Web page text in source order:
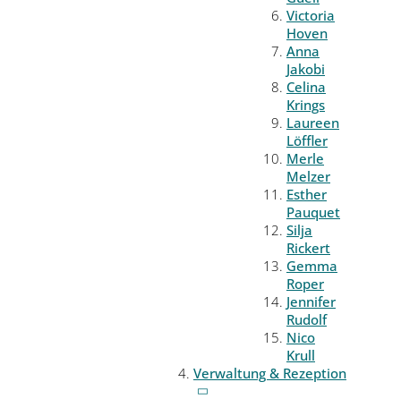
Victoria
Hoven
Anna
Jakobi
Celina
Krings
Laureen
Löffler
Merle
Melzer
Esther
Pauquet
Silja
Rickert
Gemma
Roper
Jennifer
Rudolf
Nico
Krull
Verwaltung & Rezeption